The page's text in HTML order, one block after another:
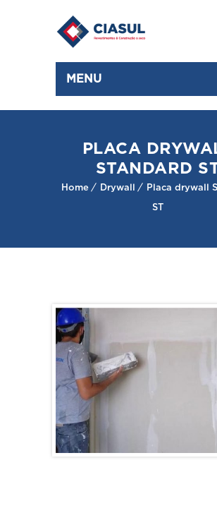
MENU
PLACA
STANDARD
Home Drywall
Placa drywall
ST